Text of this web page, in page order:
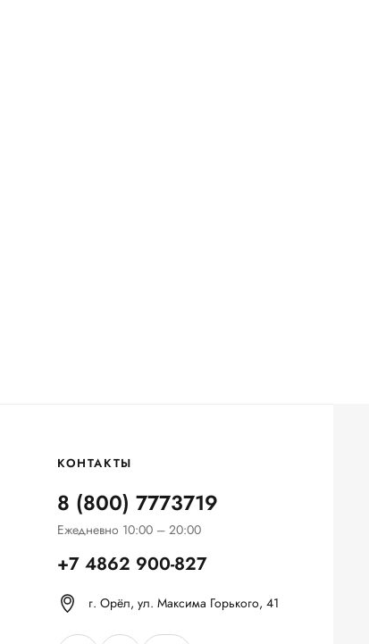
КОНТАКТЫ
8 (800) 7773719
Ежедневно 10:00 – 20:00
+7 4862 900-827
г. Орёл, ул. Максима Горького, 41